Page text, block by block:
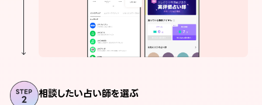
相談したい占い師を選ぶ